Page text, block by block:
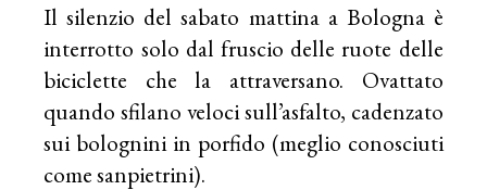
Il silenzio del sabato mattina a Bologna è
interrotto solo dal fruscio delle ruote delle
biciclette che la attraversano. Ovattato
quando sfilano veloci sull’asfalto, cadenzato
sui bolognini in porfido (meglio conosciuti
come sanpietrini).